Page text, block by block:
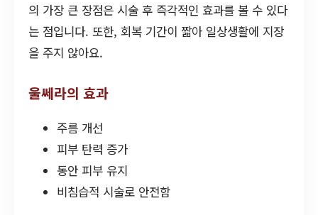
의 가장 큰 장점은 시술 후 즉각적인 효과를 볼 수 있다
는 점입니다. 또한, 회복 기간이 짧아 일상생활에 지장
을 주지 않아요.
울쎄라의 효과
주름 개선
피부 탄력 증가
동안 피부 유지
비침습적 시술로 안전함